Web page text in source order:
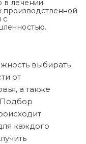
в лечении
производственной
с
выбирать
от
а также
Подбор
каждого